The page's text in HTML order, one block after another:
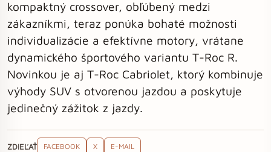
kompaktný crossover, obľúbený medzi
zákazníkmi, teraz ponúka bohaté možnosti
individualizácie a efektívne motory, vrátane
dynamického športového variantu T-Roc R.
Novinkou je aj T-Roc Cabriolet, ktorý kombinuje
výhody SUV s otvorenou jazdou a poskytuje
jedinečný zážitok z jazdy.
ZDIEĽAŤ FACEBOOK X E-MAIL